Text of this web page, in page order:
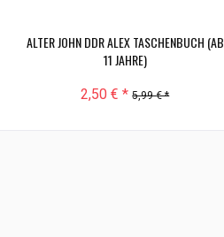
ALTER JOHN DDR ALEX TASCHENBUCH (AB
11 JAHRE)
2,50 € * 5,99 € *